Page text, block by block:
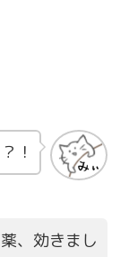
！
、効きまし